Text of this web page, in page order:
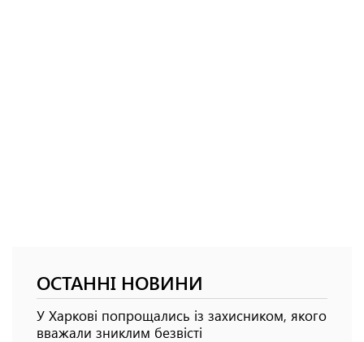
ОСТАННІ НОВИНИ
У Харкові попрощались із захисником, якого
вважали зниклим безвісті